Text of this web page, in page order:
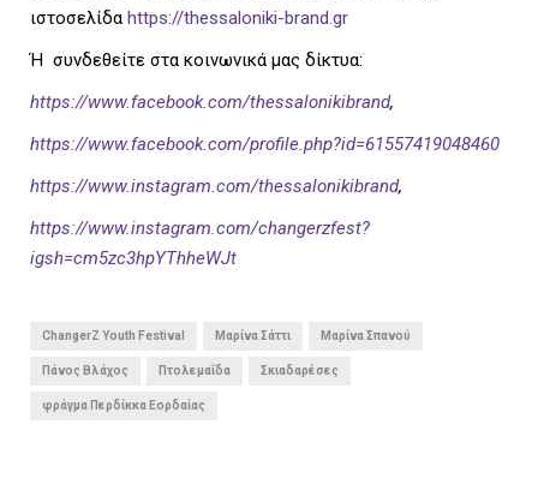
ιστοσελίδα https://thessaloniki-brand.gr
Ή συνδεθείτε στα κοινωνικά μας δίκτυα:
https://www.facebook.com/thessalonikibrand,
https://www.facebook.com/profile.php?id=61557419048460
https://www.instagram.com/thessalonikibrand,
https://www.instagram.com/changerzfest?
igsh=cm5zc3hpYThheWJt
ChangerZ Youth Festival Μαρίνα Σάττι Μαρίνα Σπανού
Πάνος Βλάχος Πτολεμαΐδα Σκιαδαρέσες
φράγμα Περδίκκα Εορδαίας